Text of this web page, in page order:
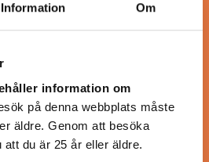
Information Om
information om
på denna webbplats måste
äldre. Genom att besöka
du är 25 år eller äldre.